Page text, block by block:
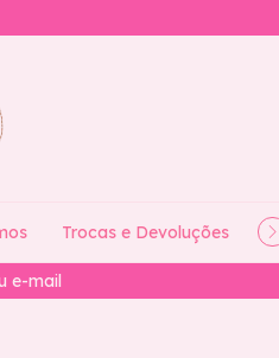
e-mail
Trocas e Devoluções